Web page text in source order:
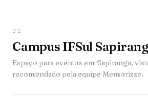
01
Campus IFSul
Espaço para eventos em Sapiranga,
recomendado pela equipe Memorizze.